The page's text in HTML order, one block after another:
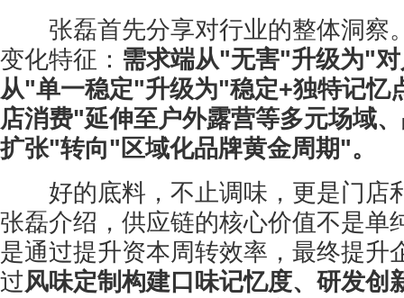
张磊首先分享对行业的整体洞察
变化特征： 需求端从"无害"升级为"
从"单一稳定"升级为"稳定+独特记忆
店消费"延伸至户外露营等多元场域
扩张"转向"区域化品牌黄金周期"。
好的底料，不止调味，更是门店
张磊介绍，供应链的核心价值不是单
是通过提升资本周转效率，最终提升
过风味定制构建口味记忆度、研发创